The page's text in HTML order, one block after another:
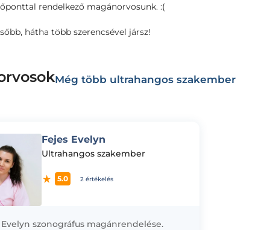
rendelkező magánorvosunk. :(
hátha több szerencsével jársz!
Még több ultrahangos szakember
Fejes Evelyn
Ultrahangos szakember
5.0 2 értékelés
Evelyn szonográfus magánrendelése.